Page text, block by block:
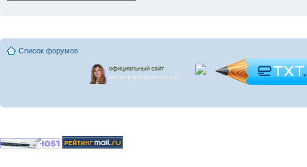
Список форумов